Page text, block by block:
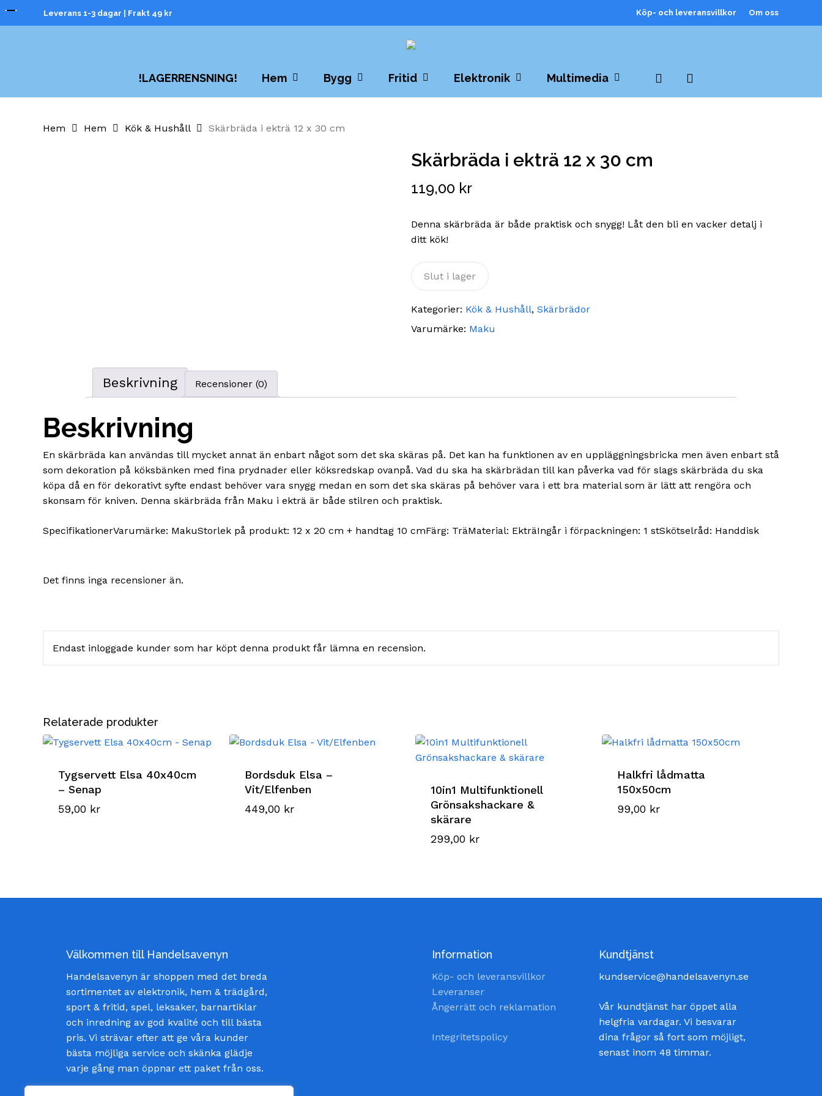
Skip
Leverans 1-3 dagar | Frakt 49 kr Köp- och leveransvillkor Om oss
!LAGERRENSNING! Hem Bygg Fritid Elektronik Multimedia search
Close
Hem Hem Kök & Hushåll Skärbräda i ekträ 12 x 30 cm
Skärbräda i ekträ 12 x 30 cm
119,00 kr
Denna skärbräda är både praktisk och snygg! Låt den bli en vacker detalj i
ditt kök!
Slut i lager
Kategorier: Kök & Hushåll, Skärbrädor
Varumärke: Maku
Beskrivning Recensioner (0)
Beskrivning
En skärbräda kan användas till mycket annat än enbart något som det ska skäras på. Det kan ha funktionen av en uppläggningsbricka men även enbart stå
som dekoration på köksbänken med fina prydnader eller köksredskap ovanpå. Vad du ska ha skärbrädan till kan påverka vad för slags skärbräda du ska
köpa då en för dekorativt syfte endast behöver vara snygg medan en som det ska skäras på behöver vara i ett bra material som är lätt att rengöra och
skonsam för kniven. Denna skärbräda från Maku i ekträ är både stilren och praktisk.
SpecifikationerVarumärke: MakuStorlek på produkt: 12 x 20 cm + handtag 10 cmFärg: TräMaterial: EkträIngår i förpackningen: 1 stSkötselråd: Handdisk
Det finns inga recensioner än.
Endast inloggade kunder som har köpt denna produkt får lämna en recension.
Relaterade produkter
Tygservett Elsa 40x40cm
– Senap
59,00 kr
Bordsduk Elsa –
Vit/Elfenben
449,00 kr
10in1 Multifunktionell
Grönsakshackare &
skärare
299,00 kr
Halkfri lådmatta
150x50cm
99,00 kr
Välkommen till Handelsavenyn
Handelsavenyn är shoppen med det breda
sortimentet av elektronik, hem & trädgård,
sport & fritid, spel, leksaker, barnartiklar
och inredning av god kvalité och till bästa
pris. Vi strävar efter att ge våra kunder
bästa möjliga service och skänka glädje
varje gång man öppnar ett paket från oss.
Information
Köp- och leveransvillkor
Leveranser
Ångerrätt och reklamation
Integritetspolicy
Kundtjänst
kundservice@handelsavenyn.se
Vår kundtjänst har öppet alla
helgfria vardagar. Vi besvarar
dina frågor så fort som möjligt,
senast inom 48 timmar.